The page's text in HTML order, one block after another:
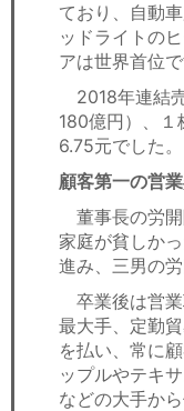
飲食店情報
ており、自動
ッドライトの
アは世界首位で
2018年連結
180億円）、１
6.75元でした。
顧客第一の営
董事長の労開
家庭が貧しか
進み、三男の
卒業後は営業
最大手、定勤
を払い、常に
ップルやテキ
などの大手か